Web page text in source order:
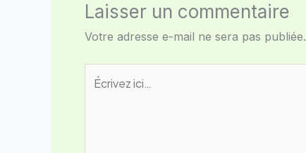
Laisser un commentaire
Votre adresse e-mail ne sera pas publiée.
Écrivez